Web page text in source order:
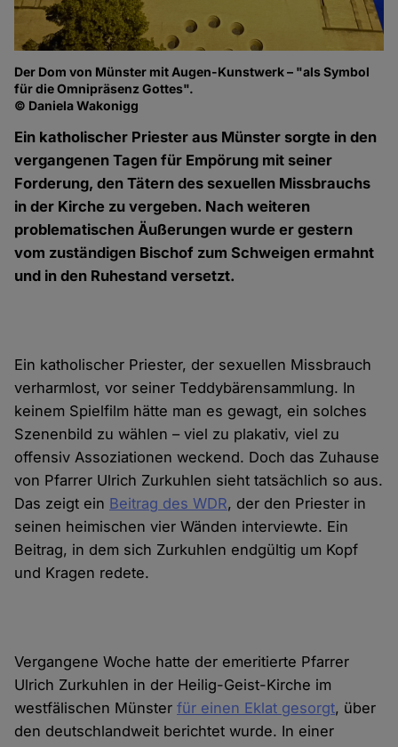
Der Dom von Münster mit Augen-Kunstwerk – "als Symbol
für die Omnipräsenz Gottes".
© Daniela Wakonigg
Ein katholischer Priester aus Münster sorgte in den
vergangenen Tagen für Empörung mit seiner
Forderung, den Tätern des sexuellen Missbrauchs
in der Kirche zu vergeben. Nach weiteren
problematischen Äußerungen wurde er gestern
vom zuständigen Bischof zum Schweigen ermahnt
und in den Ruhestand versetzt.
Ein katholischer Priester, der sexuellen Missbrauch
verharmlost, vor seiner Teddybärensammlung. In
keinem Spielfilm hätte man es gewagt, ein solches
Szenenbild zu wählen – viel zu plakativ, viel zu
offensiv Assoziationen weckend. Doch das Zuhause
von Pfarrer Ulrich Zurkuhlen sieht tatsächlich so aus.
Das zeigt ein Beitrag des WDR, der den Priester in
seinen heimischen vier Wänden interviewte. Ein
Beitrag, in dem sich Zurkuhlen endgültig um Kopf
und Kragen redete.
Vergangene Woche hatte der emeritierte Pfarrer
Ulrich Zurkuhlen in der Heilig-Geist-Kirche im
westfälischen Münsterfür einen Eklat gesorgt, über
den deutschlandweit berichtet wurde. In einer